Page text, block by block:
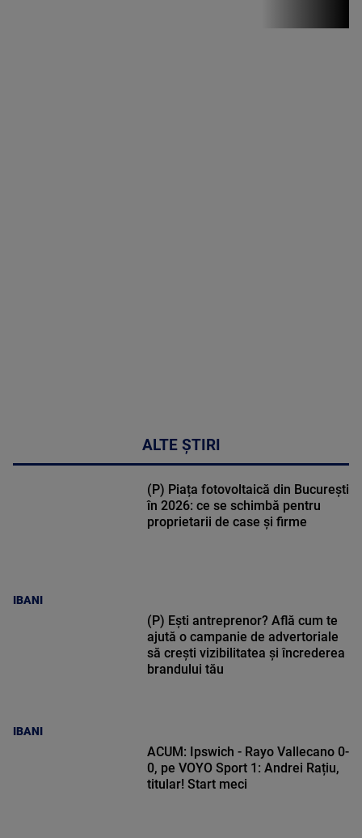
ALTE ȘTIRI
IBANI
(P) Piața fotovoltaică din București
în 2026: ce se schimbă pentru
proprietarii de case și firme
IBANI
(P) Ești antreprenor? Află cum te
ajută o campanie de advertoriale
să crești vizibilitatea și încrederea
brandului tău
ACUM: Ipswich - Rayo Vallecano 0-
0, pe VOYO Sport 1: Andrei Rațiu,
titular! Start meci